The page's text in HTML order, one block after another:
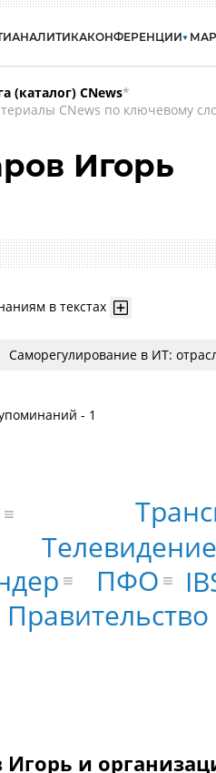
АНАЛИТИКАКОНФЕРЕНЦИИ
(каталог) CNews*
CNews по ключевому
Игорь
в текстах
Саморегулирование в ИТ:
- 1
Телевидение
ПФО
и